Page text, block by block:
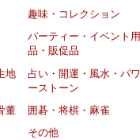
趣味・コレクション
パーティー・イベント用
品・販促品
地
占い・開運・風水・パワ
ーストーン
董
囲碁・将棋・麻雀
その他